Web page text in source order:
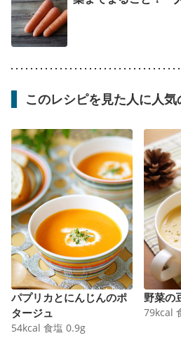
このレシピを見た人に人
パプリカとにんじんのポ
タージュ
54kcal 食塩 0.9g
野菜の
79kcal